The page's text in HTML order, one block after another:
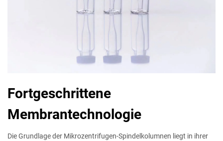
Fortgeschrittene
Membrantechnologie
Die Grundlage der Mikrozentrifugen-Spindelkolumnen liegt in ihrer